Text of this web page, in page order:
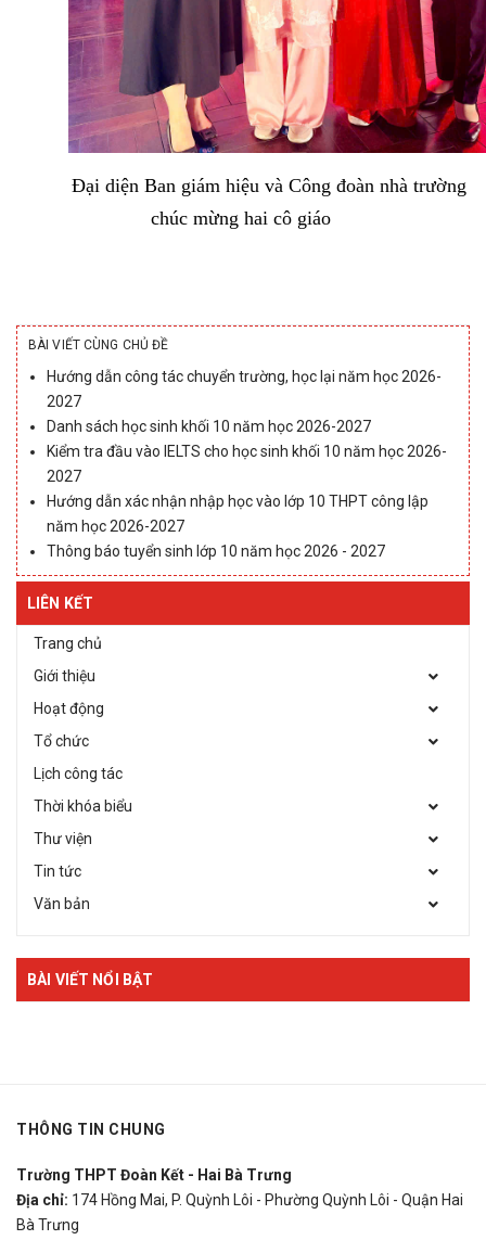
Đại diện Ban giám hiệu và Công đoàn nhà trường
chúc mừng hai cô giáo
BÀI VIẾT CÙNG CHỦ ĐỀ
Hướng dẫn công tác chuyển trường, học lại năm học 2026-
2027
Danh sách học sinh khối 10 năm học 2026-2027
Kiểm tra đầu vào IELTS cho học sinh khối 10 năm học 2026-
2027
Hướng dẫn xác nhận nhập học vào lớp 10 THPT công lập
năm học 2026-2027
Thông báo tuyển sinh lớp 10 năm học 2026 - 2027
LIÊN KẾT
Trang chủ
Giới thiệu
Hoạt động
Tổ chức
Lịch công tác
Thời khóa biểu
Thư viện
Tin tức
Văn bản
BÀI VIẾT NỔI BẬT
THÔNG TIN CHUNG
Trường THPT Đoàn Kết - Hai Bà Trưng
Địa chỉ: 174 Hồng Mai, P. Quỳnh Lôi - Phường Quỳnh Lôi - Quận Hai
Bà Trưng